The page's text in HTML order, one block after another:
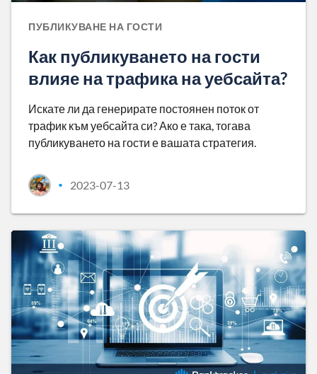
ПУБЛИКУВАНЕ НА ГОСТИ
Как публикуването на гости
влияе на трафика на уебсайта?
Искате ли да генерирате постоянен поток от
трафик към уебсайта си? Ако е така, тогава
публикуването на гости е вашата стратегия.
• 2023-07-13